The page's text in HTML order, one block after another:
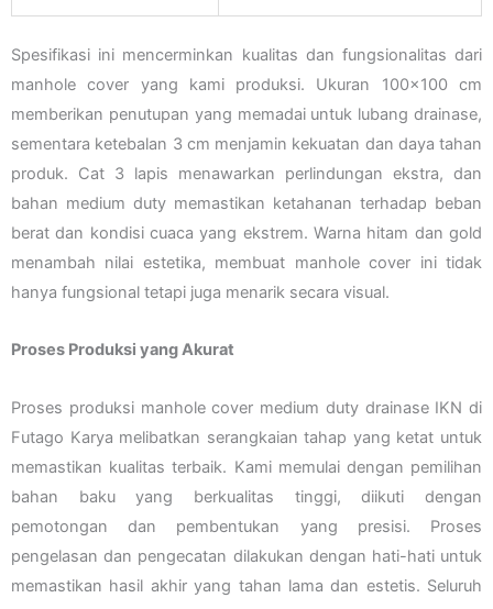
Spesifikasi ini mencerminkan kualitas dan fungsionalitas dari
manhole cover yang kami produksi. Ukuran 100×100 cm
memberikan penutupan yang memadai untuk lubang drainase,
sementara ketebalan 3 cm menjamin kekuatan dan daya tahan
produk. Cat 3 lapis menawarkan perlindungan ekstra, dan
bahan medium duty memastikan ketahanan terhadap beban
berat dan kondisi cuaca yang ekstrem. Warna hitam dan gold
menambah nilai estetika, membuat manhole cover ini tidak
hanya fungsional tetapi juga menarik secara visual.
Proses Produksi yang Akurat
Proses produksi manhole cover medium duty drainase IKN di
Futago Karya melibatkan serangkaian tahap yang ketat untuk
memastikan kualitas terbaik. Kami memulai dengan pemilihan
bahan baku yang berkualitas tinggi, diikuti dengan
pemotongan dan pembentukan yang presisi. Proses
pengelasan dan pengecatan dilakukan dengan hati-hati untuk
memastikan hasil akhir yang tahan lama dan estetis. Seluruh